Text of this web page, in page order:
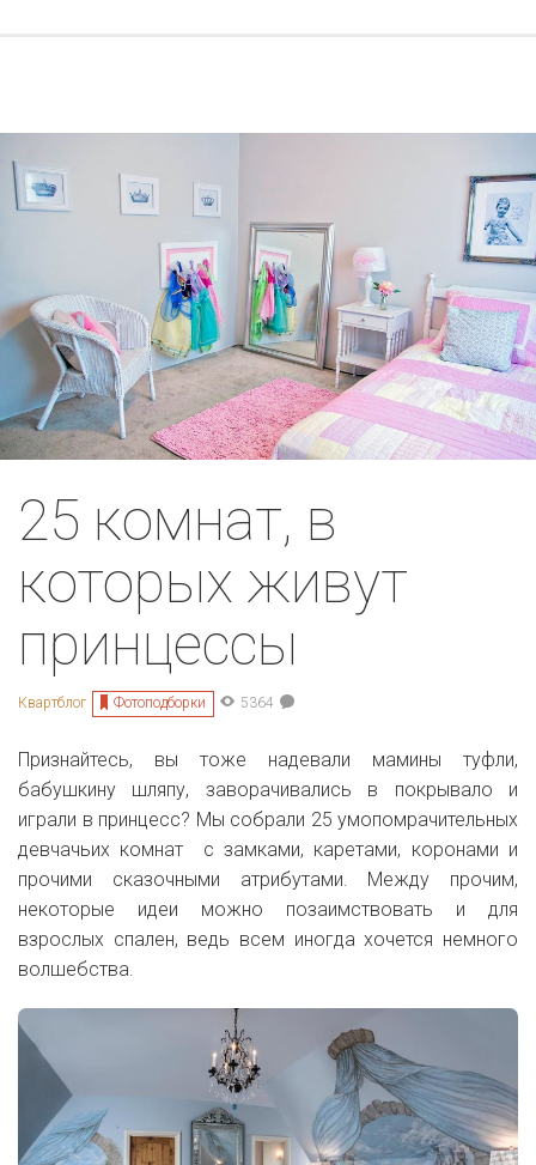
25 комнат, в
которых живут
принцессы
Квартблог Фотоподборки 5364
Признайтесь, вы тоже надевали мамины туфли,
бабушкину шляпу, заворачивались в покрывало и
играли в принцесс? Мы собрали 25 умопомрачительных
девчачьих комнат с замками, каретами, коронами и
прочими сказочными атрибутами. Между прочим,
некоторые идеи можно позаимствовать и для
взрослых спален, ведь всем иногда хочется немного
волшебства.